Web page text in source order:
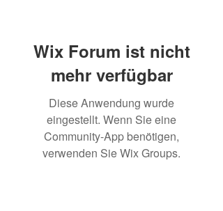
Wix Forum ist nicht
mehr verfügbar
Diese Anwendung wurde
eingestellt. Wenn Sie eine
Community-App benötigen,
verwenden Sie Wix Groups.